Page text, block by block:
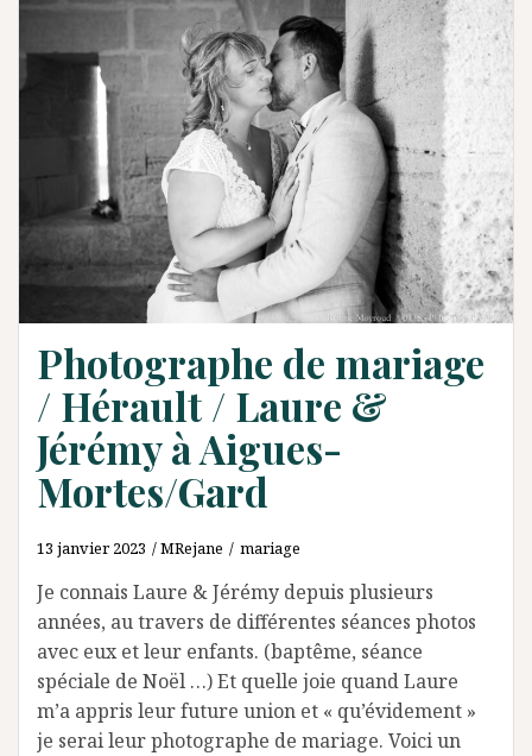
Photographe de mariage
/ Hérault / Laure &
Jérémy à Aigues-
Mortes/Gard
13 janvier 2023 MRejane mariage
Je connais Laure & Jérémy depuis plusieurs
années, au travers de différentes séances photos
avec eux et leur enfants. (baptême, séance
spéciale de Noël …) Et quelle joie quand Laure
m’a appris leur future union et « qu’évidement »
je serai leur photographe de mariage. Voici un